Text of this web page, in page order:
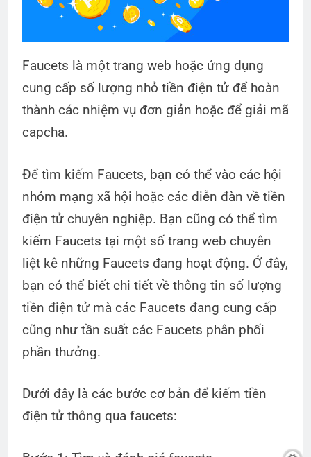
Faucets là một trang web hoặc ứng dụng
cung cấp số lượng nhỏ tiền điện tử để hoàn
thành các nhiệm vụ đơn giản hoặc để giải mã
capcha.
Để tìm kiếm Faucets, bạn có thể vào các hội
nhóm mạng xã hội hoặc các diễn đàn về tiền
điện tử chuyên nghiệp. Bạn cũng có thể tìm
kiếm Faucets tại một số trang web chuyên
liệt kê những Faucets đang hoạt động. Ở đây,
bạn có thể biết chi tiết về thông tin số lượng
tiền điện tử mà các Faucets đang cung cấp
cũng như tần suất các Faucets phân phối
phần thưởng.
Dưới đây là các bước cơ bản để kiếm tiền
điện tử thông qua faucets: